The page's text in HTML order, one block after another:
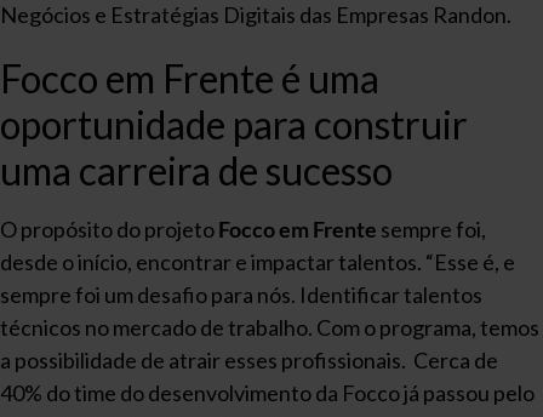
Negócios e Estratégias Digitais das Empresas Randon.
Focco em Frente é uma
oportunidade para construir
uma carreira de sucesso
O propósito do projetoFocco em Frente sempre foi,
desde o início, encontrar e impactar talentos. “Esse é, e
sempre foi um desafio para nós. Identificar talentos
técnicos no mercado de trabalho. Com o programa, temos
a possibilidade de atrair esses profissionais. Cerca de
40% do time do desenvolvimento da Focco já passou pelo